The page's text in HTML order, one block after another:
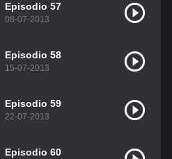
Episodio 57
08-07-2013
Episodio 58
15-07-2013
Episodio 59
22-07-2013
Episodio 60